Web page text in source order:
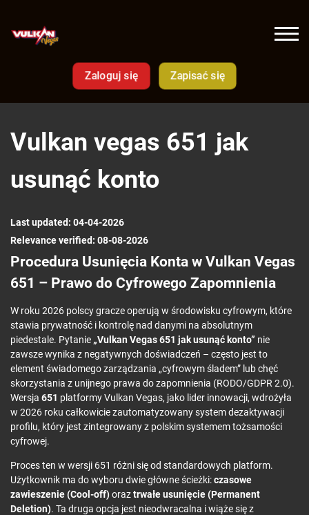
Zaloguj się Zapisać się
Vulkan vegas 651 jak
usunąć konto
Last updated: 04-04-2026
Relevance verified: 08-08-2026
Procedura Usunięcia Konta w Vulkan Vegas
651 – Prawo do Cyfrowego Zapomnienia
W roku 2026 polscy gracze operują w środowisku cyfrowym, które
stawia prywatność i kontrolę nad danymi na absolutnym
piedestale. Pytanie „Vulkan Vegas 651 jak usunąć konto” nie
zawsze wynika z negatywnych doświadczeń – często jest to
element świadomego zarządzania „cyfrowym śladem” lub chęć
skorzystania z unijnego prawa do zapomnienia (RODO/GDPR 2.0).
Wersja 651 platformy Vulkan Vegas, jako lider innowacji, wdrożyła
w 2026 roku całkowicie zautomatyzowany system dezaktywacji
profilu, który jest zintegrowany z polskim systemem tożsamości
cyfrowej.
Proces ten w wersji 651 różni się od standardowych platform.
Użytkownik ma do wyboru dwie główne ścieżki:czasowe
zawieszenie (Cool-off)oraztrwałe usunięcie (Permanent
Deletion). Ta druga opcja jest nieodwracalna i wiąże się z